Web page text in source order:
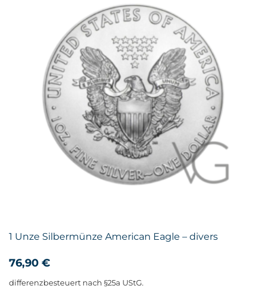
1 Unze Silbermünze American Eagle – divers
76,90 €
differenzbesteuert nach §25a UStG.